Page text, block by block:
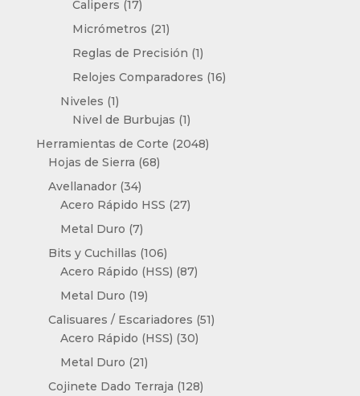
Calipers 1717
productos
Micrómetros 2121
productos
Reglas de Precisión 11
producto
Relojes Comparadores 1616
Niveles 11
producto
Nivel de Burbujas 11
producto
Herramientas de Corte 20482048
Hojas de Sierra 6868
Avellanador 3434
productos
Acero Rápido HSS 2727
Metal Duro 77
productos
Bits y Cuchillas 106106
productos
Acero Rápido (HSS) 8787
Metal Duro 1919
productos
Calisuares / Escariadores 5151
Acero Rápido (HSS) 3030
Metal Duro 2121
productos
Cojinete Dado Terraja 128128